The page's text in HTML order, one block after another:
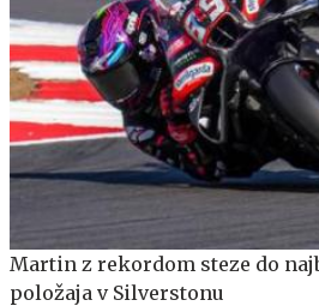
Martin z rekordom steze do
položaja v Silverstonu